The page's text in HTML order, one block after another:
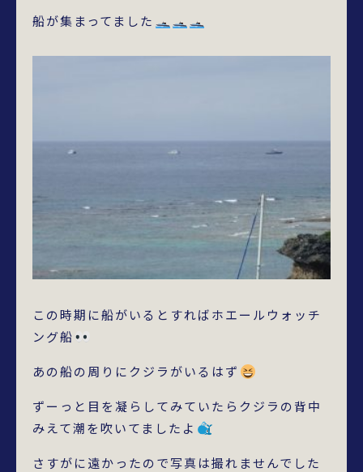
船が集まってました
この時期に船がいるとすればホエールウォッチ
ング船
あの船の周りにクジラがいるはず
ずーっと目を凝らしてみていたらクジラの背中
みえて潮を吹いてましたよ
さすがに遠かったので写真は撮れませんでした